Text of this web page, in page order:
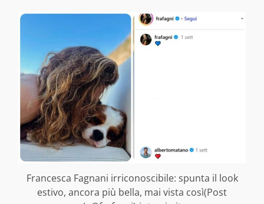
Francesca Fagnani irriconoscibile: spunta il look
estivo, ancora più bella, mai vista così(Post